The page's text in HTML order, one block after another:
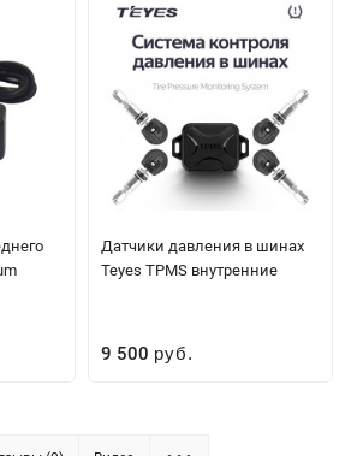
Датчики давления в шинах
Teyes TPMS внутренние
9 500 руб.